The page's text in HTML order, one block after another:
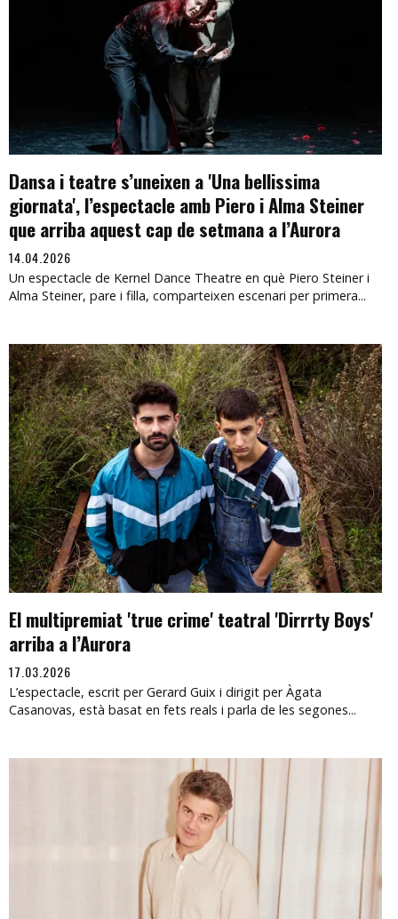
Dansa i teatre s’uneixen a 'Una bellissima
giornata', l’espectacle amb Piero i Alma Steiner
que arriba aquest cap de setmana a l’Aurora
14.04.2026
Un espectacle de Kernel Dance Theatre en què Piero Steiner i
Alma Steiner, pare i filla, comparteixen escenari per primera...
El multipremiat 'true crime' teatral 'Dirrrty Boys'
arriba a l’Aurora
17.03.2026
L’espectacle, escrit per Gerard Guix i dirigit per Àgata
Casanovas, està basat en fets reals i parla de les segones...